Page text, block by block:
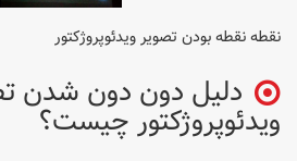
نقطه نقطه بودن تصویر ویدئوپروژکتور
دلیل دون دون شدن
ویدئوپروژکتور چیست؟